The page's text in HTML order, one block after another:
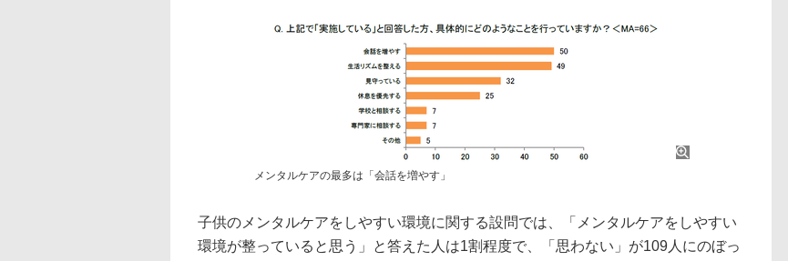
メンタルケアの最多は「会話を増やす」
子供のメンタルケアをしやすい環境に関する設問では、「メンタルケアをしやすい
環境が整っていると思う」と答えた人は1割程度で、「思わない」が109人にのぼっ